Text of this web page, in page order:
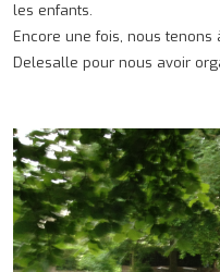
les enfants.
Encore une fois, nous
Delesalle pour nous avoir